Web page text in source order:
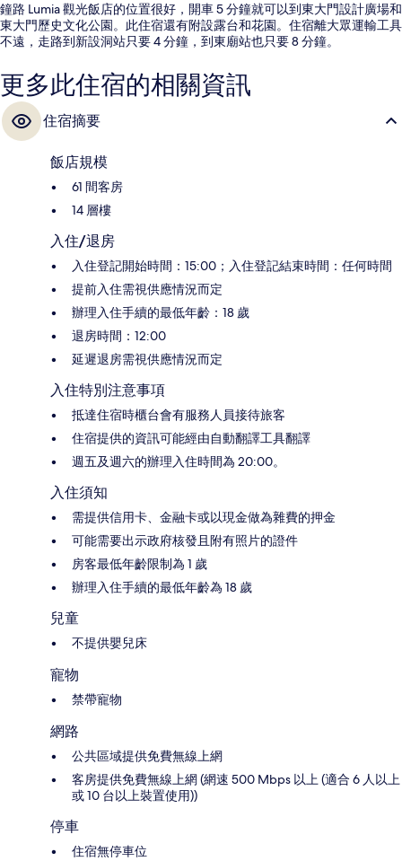
鐘路 Lumia 觀光飯店的位置很好，開車 5 分鐘就可以到東大門設計廣場和
東大門歷史文化公園。此住宿還有附設露台和花園。住宿離大眾運輸工具
不遠，走路到新設洞站只要 4 分鐘，到東廟站也只要 8 分鐘。
更多此住宿的相關資訊
住宿摘要
飯店規模
61 間客房
14 層樓
入住/退房
入住登記開始時間：15:00；入住登記結束時間：任何時間
提前入住需視供應情況而定
辦理入住手續的最低年齡：18 歲
退房時間：12:00
延遲退房需視供應情況而定
入住特別注意事項
抵達住宿時櫃台會有服務人員接待旅客
住宿提供的資訊可能經由自動翻譯工具翻譯
週五及週六的辦理入住時間為 20:00。
入住須知
需提供信用卡、金融卡或以現金做為雜費的押金
可能需要出示政府核發且附有照片的證件
房客最低年齡限制為 1 歲
辦理入住手續的最低年齡為 18 歲
兒童
不提供嬰兒床
寵物
禁帶寵物
網路
公共區域提供免費無線上網
客房提供免費無線上網 (網速 500 Mbps 以上 (適合 6 人以上
或 10 台以上裝置使用))
停車
住宿無停車位